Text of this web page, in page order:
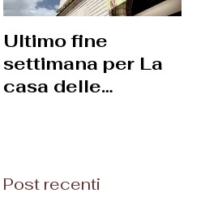
Ultimo fine
settimana per La
casa delle
poi
Post recenti